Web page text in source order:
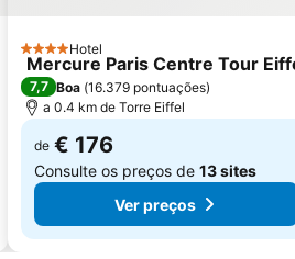
4 Estrelas
Hotel
Mercure Paris Centre Tour
7,7 Boa (16.379 pontuações)
a 0.4 km de Torre Eiffel
de € 176
Consulte os preços de 13 sites
Ver preços